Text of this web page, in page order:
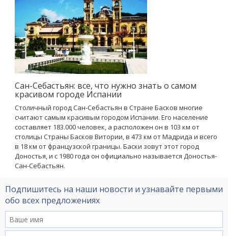
Сан-Себастьян: все, что нужно знать о самом
красивом городе Испании
Столичный город Сан-Себастьян в Стране Басков многие
считают самым красивым городом Испании. Его население
составляет 183.000 человек, а расположен он в 103 км от
столицы Страны Басков Витории, в 473 км от Мадрида и всего
в 18 км от французской границы. Баски зовут этот город
Доностья, и с 1980 года он официально называется Доностья-
Сан-Себастьян.
Подпишитесь на наши новости и узнавайте первыми
обо всех предложениях